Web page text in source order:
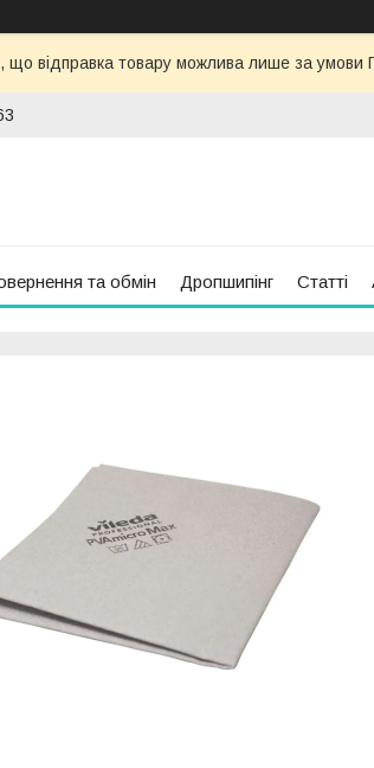
що відправка товару можлива лише за
та обмін Дропшипінг Статті